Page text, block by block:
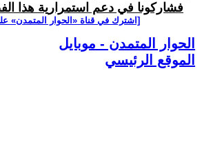
فشاركونا في دعم استمرارية هذا
[اشترك في قناة ‫«الحوار المتمدن»
الحوار المتمدن - موبايل
الموقع الرئيسي